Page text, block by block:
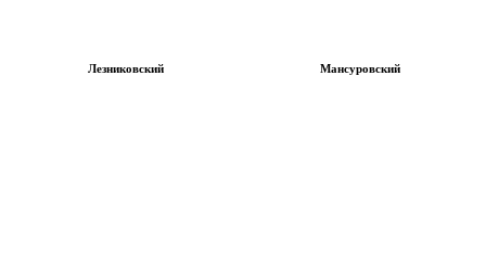
Лезниковский Мансуровский